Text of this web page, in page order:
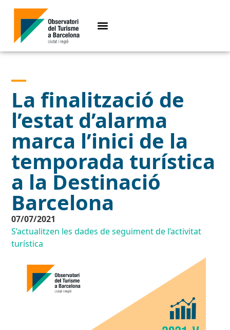
La finalització de
l’estat d’alarma
marca l’inici de la
temporada turística
a la Destinació
Barcelona
07/07/2021
S’actualitzen les dades de seguiment de l’activitat
turística